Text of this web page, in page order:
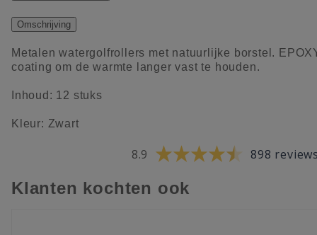
Omschrijving
Metalen watergolfrollers met natuurlijke borstel.
coating om de warmte langer vast te houden.
Inhoud: 12 stuks
Kleur: Zwart
8.9 898
Klanten kochten ook